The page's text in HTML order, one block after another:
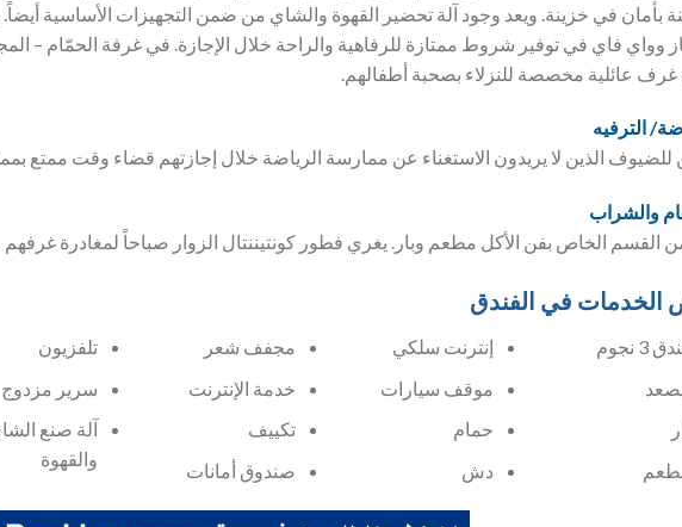
بأمان في خزينة. ويعد وجود آلة تحضير القهوة والشاي من ضمن التجهيزات الأساسية
وواي فاي في توفير شروط ممتازة للرفاهية والراحة خلال الإجازة. في غرفة الحمّام –
غرف عائلية مخصصة للنزلاء بصحبة أطفالهم.
الترفيه
للضيوف الذين لا يريدون الاستغناء عن ممارسة الرياضة خلال إجازتهم قضاء وقت ممتع
والشراب
القسم الخاص بفن الأكل مطعم وبار. يغري فطور كونتيننتال الزوار صباحاً لمغادرة غرفهم
الخدمات في الفندق
3 نجوم
إنترنت سلكي
موقف سيارات
حمام
دش
مجفف شعر
خدمة الإنترنت
تكييف
صندوق أمانات
تلفزيون
سرير مزدوج
آلة صنع
والقهوة